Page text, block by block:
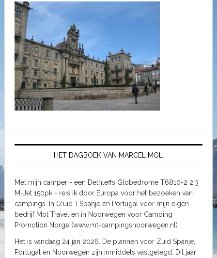
HET DAGBOEK VAN MARCEL MOL
Met mijn camper - een Dethleffs Globedrome T6810-2 2.3
M-Jet 150pk - reis ik door Europa voor het bezoeken van
campings. In (Zuid-) Spanje en Portugal voor mijn eigen
bedrijf Mol Travel en in Noorwegen voor Camping
Promotion Norge (www.mt-campingsnoorwegen.nl)
Het is vandaag 24 jan 2026. De plannen voor Zuid Spanje,
Portugal en Noorwegen zijn inmiddels vastgelegd. Dit jaar